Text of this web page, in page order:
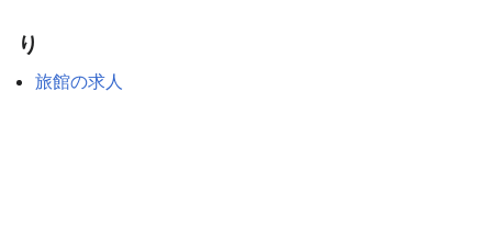
り
旅館の求人